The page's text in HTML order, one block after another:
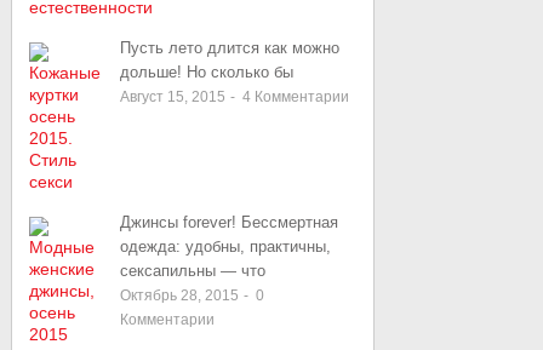
Пусть лето длится как можно
дольше! Но сколько бы
Август 15, 2015 - 4Комментарии
Джинсы forever! Бессмертная
одежда: удобны, практичны,
сексапильны — что
Октябрь 28, 2015 - 0
Комментарии